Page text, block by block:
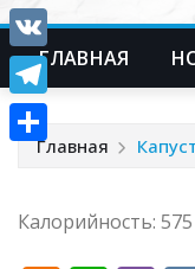
ГЛАВНАЯ
Главная
Калорийность:
Viber
VK
Telegram
Отправить